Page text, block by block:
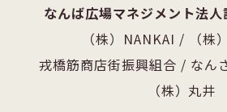
なんば広場マネジメント法
（株）NANKAI / （株
戎橋筋商店街振興組合 / なん
（株）丸井